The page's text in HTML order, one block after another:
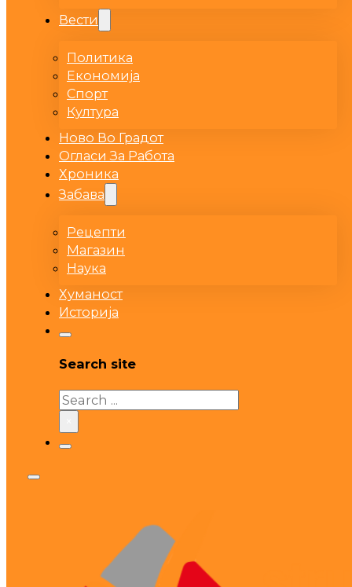
Вести
Политика
Економија
Спорт
Култура
Ново Во Градот
Огласи За Работа
Хроника
Забава
Рецепти
Магазин
Наука
Хуманост
Историја
Search site
Search